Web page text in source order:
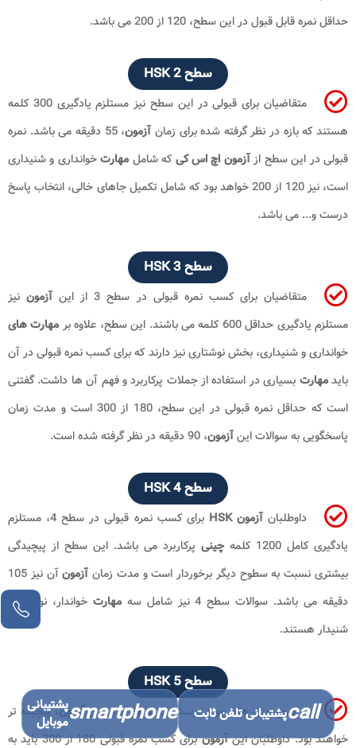
حداقل نمره قابل قبول در این سطح، 120 از 200 می باشد.
سطح HSK 2
متقاضیان برای قبولی در این سطح نیز مستلزم یادگیری 300 کلمه
هستند که بازه در نظر گرفته شده برای زمان آزمون
، 55 دقیقه می باشد. نمره
قبولی در این سطح ازآزمون اچ اس کیکه شامل مهارتخوانداری و شنیداری
است، نیز 120 از 200 خواهد بود که شامل تکمیل جاهای خالی، انتخاب پاسخ
درست و... می باشد.
سطح HSK 3
متقاضیان برای کسب نمره قبولی در سطح 3 از این آزموننیز
مستلزم یادگیری حداقل 600 کلمه می باشند. این سطح، علاوه بر
مهارت های
خوانداری و شنیداری، بخش نوشتاری نیز دارند که برای کسب نمره قبولی در آن
بایدمهارت بسیاری در استفاده از جملات پرکاربرد و فهم آن ها داشت. گفتنی
است که حداقل نمره قبولی در این سطح، 180 از 300 است و مدت زمان
پاسخگویی به سوالات اینآزمون، 90 دقیقه در نظر گرفته شده است.
سطح HSK 4
داوطلبانآزمونHSK
برای کسب نمره قبولی در سطح 4، مستلزم
یادگیری کامل 1200 کلمه
چینی پرکاربرد می باشد. این سطح از پیچیدگی
بیشتری نسبت به سطوح دیگر برخوردار است و مدت زمان آزمون
آن نیز 105
دقیقه می باشد. سوالات سطح 4 نیز شامل سه
مهارتخواندار، نوشتار و
شنیدار هستند.
سطح HSK 5
موضوع متن های مورد پرسش در سطح 5 از این آزمون، پیچیده تر
خواهند بود. داوطلبان اینآزمون برای کسب نمره قبولی 180 از 300 باید به
callپشتیبانی تلفن ثابت smartphoneپشتیبانی
موبایل